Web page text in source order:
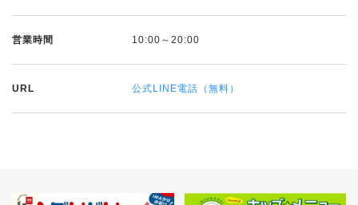
営業時間 10:00～20:00
URL 公式LINE電話（無料）